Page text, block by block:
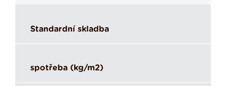
Standardní skladba
spotřeba (kg/m2)